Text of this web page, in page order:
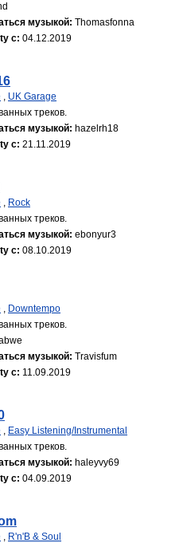
музыкой: Thomasfonna
с: 04.12.2019
, UK Garage
треков.
музыкой: hazelrh18
с: 21.11.2019
, Rock
треков.
музыкой: ebonyur3
с: 08.10.2019
, Downtempo
треков.
музыкой: Travisfum
с: 11.09.2019
, Easy Listening/Instrumental
треков.
музыкой: haleyvy69
с: 04.09.2019
, R'n'B & Soul